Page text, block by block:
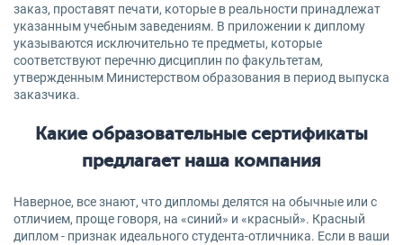
заказ, проставят печати, которые в реальности принадлежат
указанным учебным заведениям. В приложении к диплому
указываются исключительно те предметы, которые
соответствуют перечню дисциплин по факультетам,
утвержденным Министерством образования в период выпуска
заказчика.
Какие образовательные сертификаты
предлагает наша компания
Наверное, все знают, что дипломы делятся на обычные или с
отличием, проще говоря, на «синий» и «красный». Красный
диплом - признак идеального студента-отличника. Если в ваши